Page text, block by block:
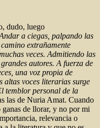
dudo, luego
a ciegas, palpando las
extrañamente
veces. Admitiendo las
autores. A fuerza de
una voz propia de
altas voces literarias surge
temblor personal de la
las de Nuria Amat. Cuando
de llorar, y no por mi
relevancia o